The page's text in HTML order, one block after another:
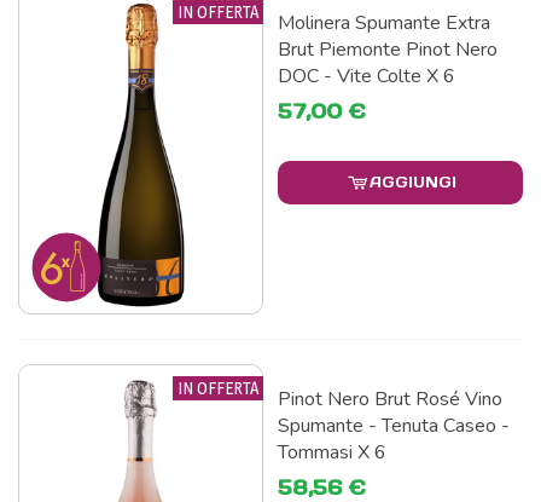
IN OFFERTA
Molinera Spumante Extra
Brut Piemonte Pinot Nero
DOC - Vite Colte X 6
57,00 €
AGGIUNGI
IN OFFERTA
Pinot Nero Brut Rosé Vino
Spumante - Tenuta Caseo -
Tommasi X 6
58,56 €